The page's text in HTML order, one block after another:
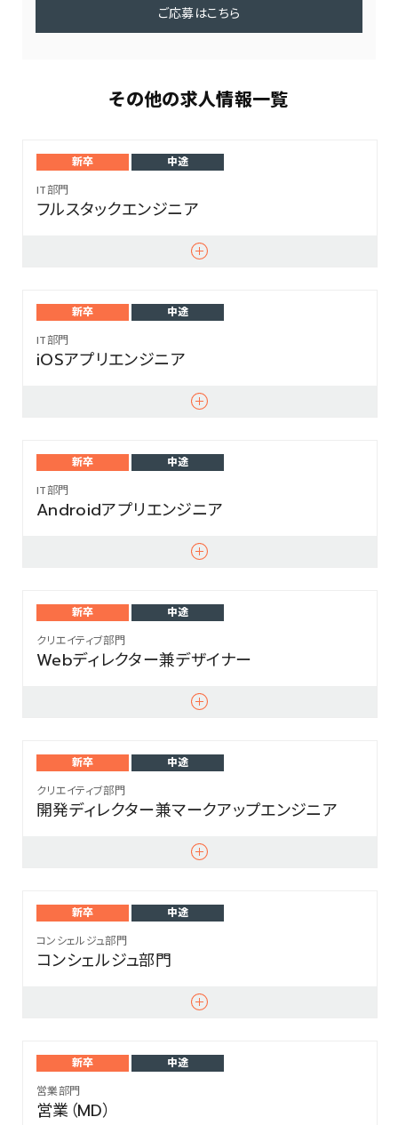
ご応募はこちら
その他の求人情報一覧
新卒
中途
IT部門
フルスタックエンジニア
新卒
中途
IT部門
iOSアプリエンジニア
新卒
中途
IT部門
Androidアプリエンジニア
新卒
中途
クリエイティブ部門
Webディレクター兼デザイナー
新卒
中途
クリエイティブ部門
開発ディレクター兼マークアップエンジニア
新卒
中途
コンシェルジュ部門
コンシェルジュ部門
新卒
中途
営業部門
営業（MD）